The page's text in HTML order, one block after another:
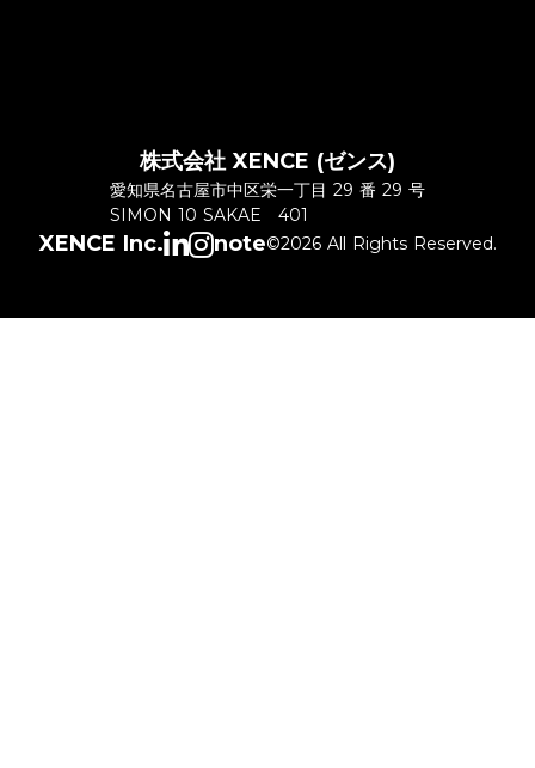
株式会社 XENCE (ゼンス)
愛知県名古屋市中区栄一丁目 29 番 29 号
SIMON 10 SAKAE 401
XENCE Inc. note©2026 All Rights Reserved.